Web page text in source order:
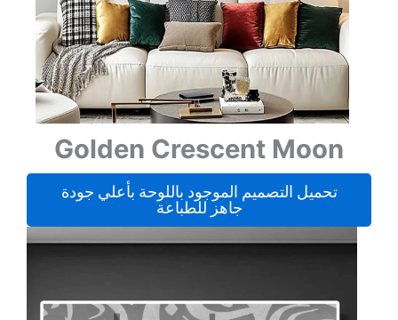
Golden Crescent Moon
تحميل التصميم الموجود باللوحة بأعلي جودة
جاهز للطباعة